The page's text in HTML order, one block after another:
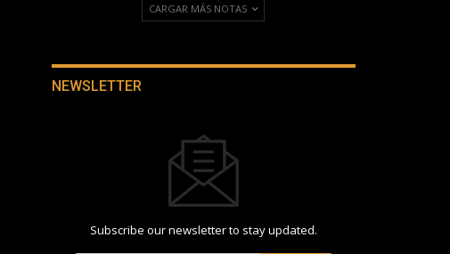
CARGAR MÁS NOTAS
NEWSLETTER
Subscribe our newsletter to stay updated.